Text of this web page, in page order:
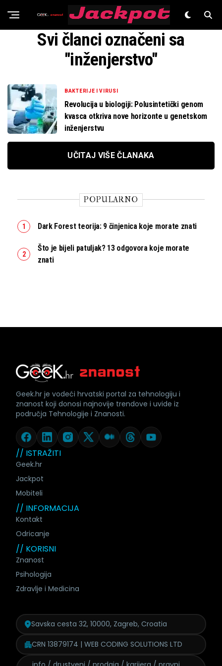
Znanost
Svi članci označeni sa
"inženjerstvo"
BAKTERIJE I VIRUSI
Revolucija u biologiji: Polusintetički genom
kvasca otkriva nove horizonte u genetskom
inženjerstvu
UČITAJ VIŠE ČLANAKA
POPULARNO
Dark Forest teorija: 9 činjenica koje morate znati
Što je bijeli patuljak? 13 odgovora koje morate
znati
// ISTRAŽITI
Geek.hr
Jackpot
Mobiteli
// INFORMACIJA
Kontakt
Odricanje
// KORISNI
Znanost
Psihologija
Zdravlje i Medicina
Geek.hr je vodeći hrvatski portal za tehnologiju i
znanost koji donosi najnovije trendove i uvide iz
područja Tehnologije i Znanosti.
Savska cesta 32, 10000, Zagreb, Croatia
CRN 13879174 | WEB CODING SOLUTIONS LTD